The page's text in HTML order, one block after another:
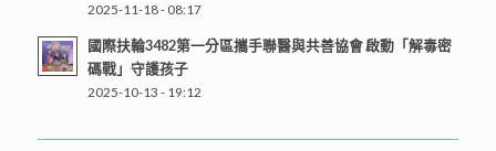
2025-11-18 - 08:17
國際扶輪3482第一分區攜手聯醫與共善協會 啟動「解毒密
碼戰」守護孩子
2025-10-13 - 19:12